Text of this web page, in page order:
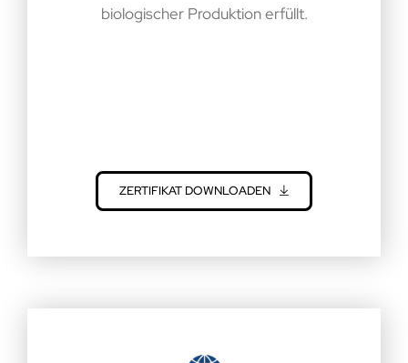
biologischer Produktion erfüllt.
ZERTIFIKAT DOWNLOADEN